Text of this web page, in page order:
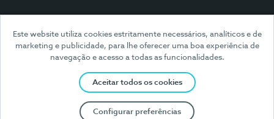
Este website utiliza cookies estritamente necessários, analíticos e de
marketing e publicidade, para lhe oferecer uma boa experiência de
navegação e acesso a todas as funcionalidades.
Aceitar todos os cookies
Configurar preferências